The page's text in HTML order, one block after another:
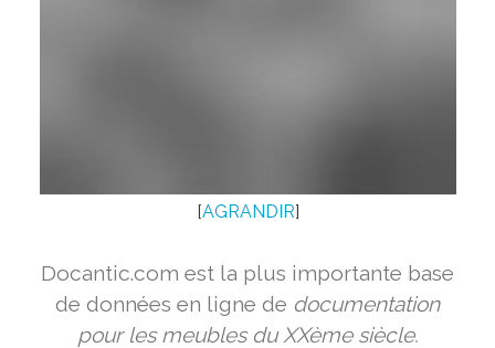
[AGRANDIR]
Docantic.com est la plus importante base
de données en ligne de documentation
pour les meubles du XXème siècle.